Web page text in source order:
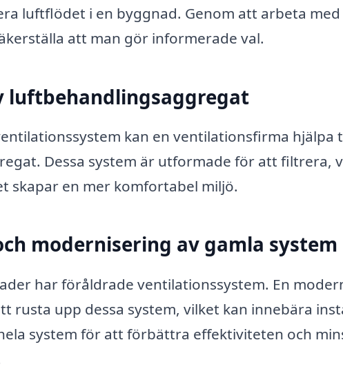
luftflödet i en byggnad. Genom att arbeta
att man gör informerade val.
luftbehandlingsaggregat
kan en ventilationsfirma hjälpa
Dessa system är utformade för att filtrera,
skapar en mer komfortabel miljö.
modernisering av gamla system
har föråldrade ventilationssystem. En
rusta upp dessa system, vilket kan innebära
system för att förbättra effektiviteten och